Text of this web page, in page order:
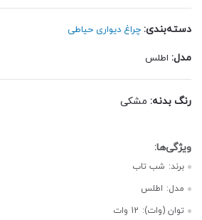
دسته‌بندی: چراغ دیواری حیاطی
مدل: اطلس
رنگ بدنه: مشکی
برند: شب تاب
مدل: اطلس
توان (وات): 12 وات